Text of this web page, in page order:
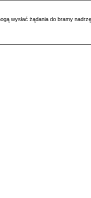
wysłać żądania do bramy